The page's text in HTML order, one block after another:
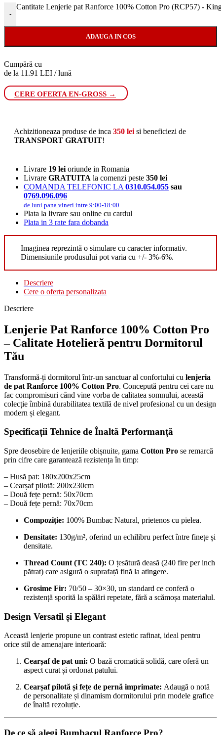
-
Cantitate Lenjerie pat Ranforce 100% Cotton Pro (RCP57) -
ADAUGA IN COS
Cumpără cu
de la 11.91 LEI / lună
CERE OFERTA EN-GROSS →
Achizitioneaza produse de inca 350 lei si beneficiezi de
TRANSPORT GRATUIT!
Livrare 19 lei oriunde in Romania
Livrare GRATUITA la comenzi peste 350 lei
COMANDA TELEFONIC LA 0310.054.055 sau
0769.096.096
de luni pana vineri intre 9:00-18:00
Plata la livrare sau online cu cardul
Plata in 3 rate fara dobanda
Imaginea reprezintă o simulare cu caracter informativ.
Dimensiunile produsului pot varia cu +/- 3%-6%.
Descriere
Cere o oferta personalizata
Descriere
Lenjerie Pat Ranforce 100% Cotton Pro
– Calitate Hotelieră pentru Dormitorul
Tău
Transformă-ți dormitorul într-un sanctuar al confortului cu lenjeria
de pat Ranforce 100% Cotton Pro. Concepută pentru cei care nu
fac compromisuri când vine vorba de calitatea somnului, această
colecție îmbină durabilitatea textilă de nivel profesional cu un design
modern și elegant.
Specificații Tehnice de Înaltă Performanță
Spre deosebire de lenjeriile obișnuite, gama Cotton Pro se remarcă
prin cifre care garantează rezistența în timp:
– Husă pat: 180x200x25cm
– Cearșaf pilotă: 200x230cm
– Două fețe pernă: 50x70cm
– Două fețe pernă: 70x70cm
Compoziție: 100% Bumbac Natural, prietenos cu pielea.
Densitate: 130g/m², oferind un echilibru perfect între finețe și
densitate.
Thread Count (TC 240): O țesătură deasă (240 fire per inch
pătrat) care asigură o suprafață fină la atingere.
Grosime Fir: 70/50 – 30×30, un standard ce conferă o
rezistență sporită la spălări repetate, fără a scămoșa materialul.
Design Versatil și Elegant
Această lenjerie propune un contrast estetic rafinat, ideal pentru
orice stil de amenajare interioară:
Cearșaf de pat uni: O bază cromatică solidă, care oferă un
aspect curat și ordonat patului.
Cearșaf pilotă și fețe de pernă imprimate: Adaugă o notă
de personalitate și dinamism dormitorului prin modele grafice
de înaltă rezoluție.
De ce să alegi Bumbacul Ranforce Pro?